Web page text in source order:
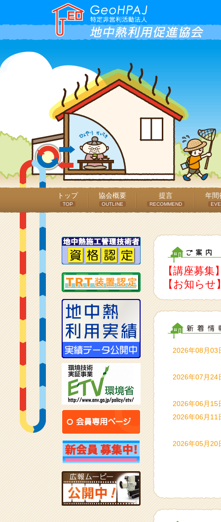
トップ
TOP
協会概要
OUTLINE
提言
RECOMMEND
年間
【講座募集
【お知らせ
2026年08月03
2026年07月24
2026年06月15
2026年06月11
2026年05月20